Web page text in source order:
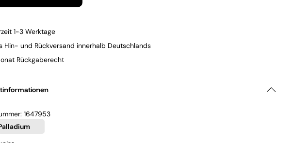
1-3 Werktage
Hin- und Rückversand innerhalb Deutschlands
Rückgaberecht
1647953